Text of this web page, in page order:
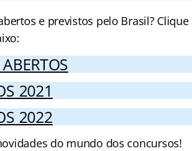
e previstos pelo Brasil? Clique
2021
2022
do mundo dos concursos!